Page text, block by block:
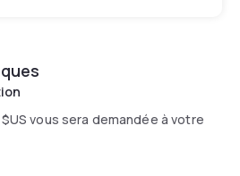
vous sera demandée à votre